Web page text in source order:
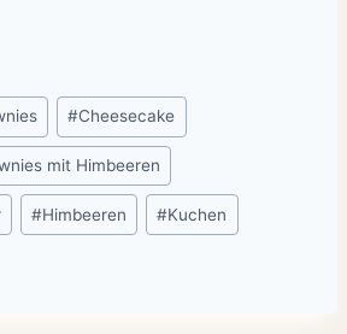
#Cheesecake
mit Himbeeren
#Himbeeren #Kuchen